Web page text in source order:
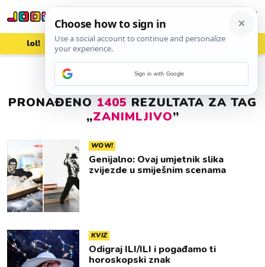
lol! aww vrh! woot?!
PRONAĐENO 1405 REZULTATA ZA TAG
„ZANIMLJIVO”
WOW!
Genijalno: Ovaj umjetnik slika
zvijezde u smiješnim scenama
KVIZ
Odigraj ILI/ILI i pogađamo ti
horoskopski znak
Sign in with Google